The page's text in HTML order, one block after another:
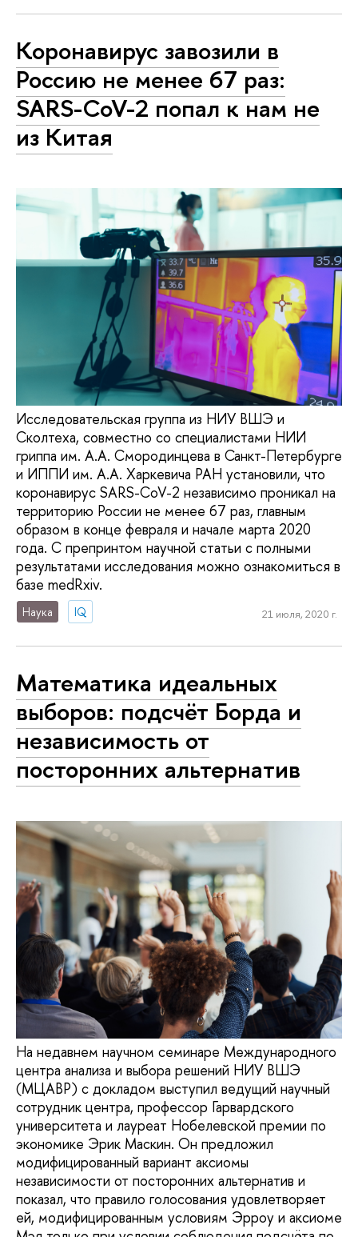
Коронавирус завозили в
Россию не менее 67 раз:
SARS-CoV-2 попал к нам не
из Китая
Исследовательская группа из НИУ ВШЭ и
Сколтеха, совместно со специалистами НИИ
гриппа им. А.А. Смородинцева в Санкт-Петербурге
и ИППИ им. А.А. Харкевича РАН установили, что
коронавирус SARS-CoV-2 независимо проникал на
территорию России не менее 67 раз, главным
образом в конце февраля и начале марта 2020
года. С препринтом научной статьи с полными
результатами исследования можно ознакомиться в
базе medRxiv.
Наука IQ 21 июля, 2020 г.
Математика идеальных
выборов: подсчёт Борда и
независимость от
посторонних альтернатив
На недавнем научном семинаре Международного
центра анализа и выбора решений НИУ ВШЭ
(МЦАВР) с докладом выступил ведущий научный
сотрудник центра, профессор Гарвардского
университета и лауреат Нобелевской премии по
экономике Эрик Маскин. Он предложил
модифицированный вариант аксиомы
независимости от посторонних альтернатив и
показал, что правило голосования удовлетворяет
ей, модифицированным условиям Эрроу и аксиоме